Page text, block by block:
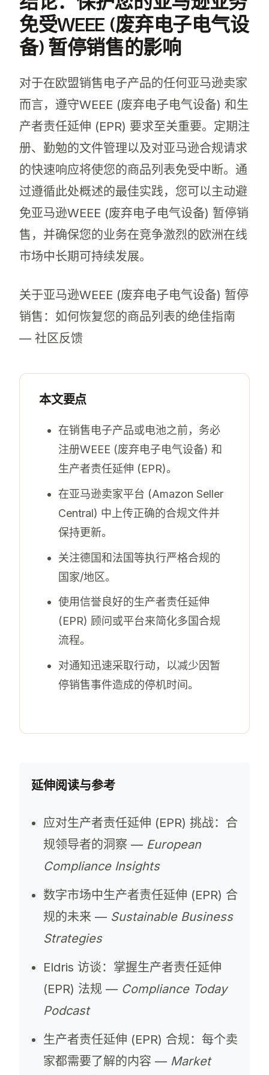
免受WEEE (废弃电子电气设
备) 暂停销售的影响
对于在欧盟销售电子产品的任何亚马逊卖家
而言，遵守WEEE (废弃电子电气设备) 和生
产者责任延伸 (EPR) 要求至关重要。定期注
册、勤勉的文件管理以及对亚马逊合规请求
的快速响应将使您的商品列表免受中断。通
过遵循此处概述的最佳实践，您可以主动避
免亚马逊WEEE (废弃电子电气设备) 暂停销
售，并确保您的业务在竞争激烈的欧洲在线
市场中长期可持续发展。
关于亚马逊WEEE (废弃电子电气设备) 暂停
销售：如何恢复您的商品列表的绝佳指南
— 社区反馈
亚马逊为何暂停我因不符合WEEE (废弃电
WEEE (废弃电子电气设备) 注册后，恢复
本文要点
在销售电子产品或电池之前，务必
注册WEEE (废弃电子电气设备) 和
生产者责任延伸 (EPR)。
在亚马逊卖家平台 (Amazon Seller
Central) 中上传正确的合规文件并
保持更新。
关注德国和法国等执行严格合规的
国家/地区。
使用信誉良好的生产者责任延伸
(EPR) 顾问或平台来简化多国合规
流程。
对通知迅速采取行动，以减少因暂
停销售事件造成的停机时间。
延伸阅读与参考
应对生产者责任延伸 (EPR) 挑战：合
规领导者的洞察 — European
Compliance Insights
数字市场中生产者责任延伸 (EPR) 合
规的未来 — Sustainable Business
Strategies
Eldris 访谈：掌握生产者责任延伸
(EPR) 法规 — Compliance Today
Podcast
生产者责任延伸 (EPR) 合规：每个卖
家都需要了解的内容 — Market